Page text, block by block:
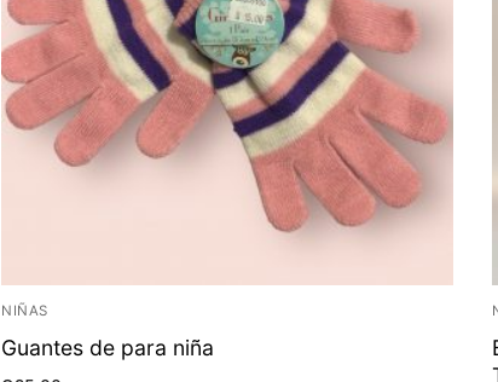
NIÑAS
Guantes de para niña